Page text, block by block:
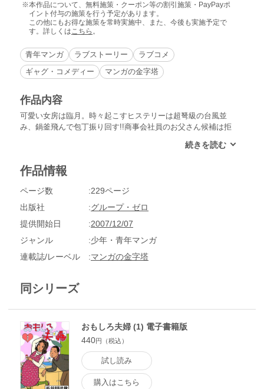
本作品について、無料施策・クーポン等の割引施策・PayPayポ
イント付与の施策を行う予定があります。
この他にもお得な施策を常時実施中、また、今後も実施予定で
す。詳しくは こちら 。
青年マンガ ラブストーリー
ラブコメ
ギャグ・コメディー
マンガの金字塔
作品内容
可愛い女房は臨月。時々起こすヒステリーは超弩級の台風並
み、鍋釜飛んで包丁振り回す!!商事会社員のお父さん候補は拒
作品情報
ページ数
229ページ
出版社
グループ・ゼロ
提供開始日
2007/12/07
ジャンル
少年・青年マンガ
連載誌/レーベル
マンガの金字塔
同シリーズ
おもしろ夫婦 (1) 電子書籍版
440円（税込）
試し読み
購入はこちら